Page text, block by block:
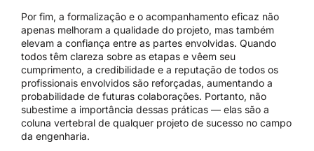
Por fim, a formalização e o acompanhamento eficaz não
apenas melhoram a qualidade do projeto, mas também
elevam a confiança entre as partes envolvidas. Quando
todos têm clareza sobre as etapas e vêem seu
cumprimento, a credibilidade e a reputação de todos os
profissionais envolvidos são reforçadas, aumentando a
probabilidade de futuras colaborações. Portanto, não
subestime a importância dessas práticas — elas são a
coluna vertebral de qualquer projeto de sucesso no campo
da engenharia.